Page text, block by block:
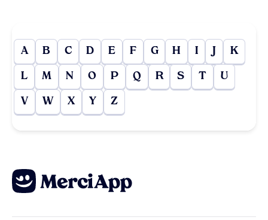
A B C D E F G H I J K
L M N O P Q R S T U
V W X Y Z